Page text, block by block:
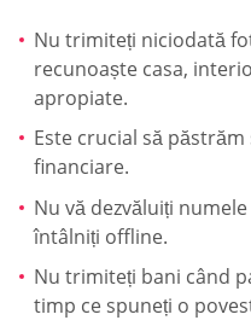
Nu trimiteți niciodată
recunoaște casa,
apropiate.
Este crucial să
financiare.
Nu vă dezvăluiți
întâlniți offline.
Nu trimiteți bani când
timp ce spuneți o